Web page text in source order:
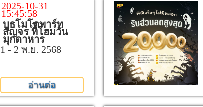
2025-10-31
15:45:58
บูธโมโตพาร์ท
สัญจร ที่ีโฮมวัน
มุกดาหาร
1 - 2 พ.ย. 2568
อ่านต่อ